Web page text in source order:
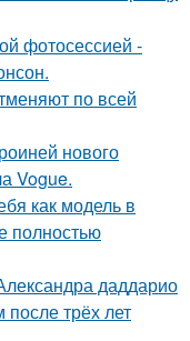
фотосессией -
по всей
нового
Vogue.
как модель в
полностью
даддарио
трёх лет